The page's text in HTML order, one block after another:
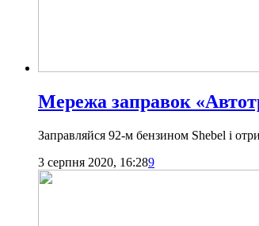
Мережа заправок
Заправляйся 92-м бензином Shebel і
3 серпня 2020, 16:289